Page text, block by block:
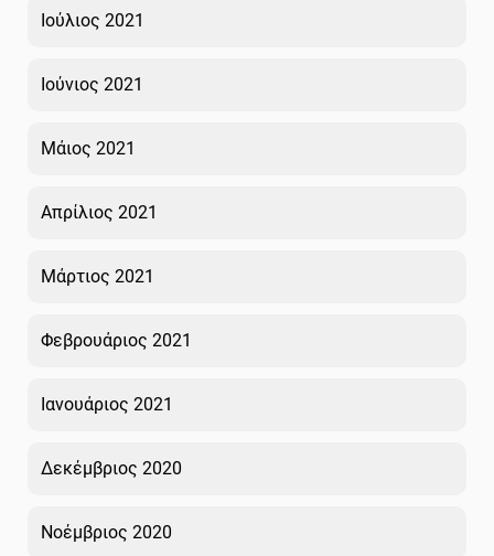
Ιούλιος 2021
Ιούνιος 2021
Μάιος 2021
Απρίλιος 2021
Μάρτιος 2021
Φεβρουάριος 2021
Ιανουάριος 2021
Δεκέμβριος 2020
Νοέμβριος 2020